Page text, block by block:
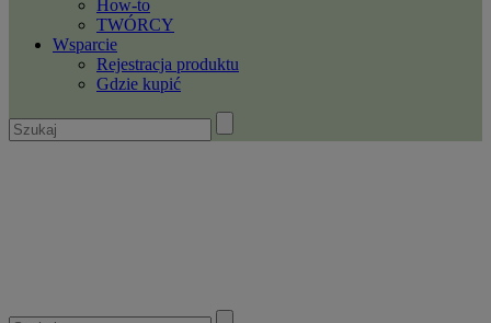
How-to
TWÓRCY
Wsparcie
Rejestracja produktu
Gdzie kupić